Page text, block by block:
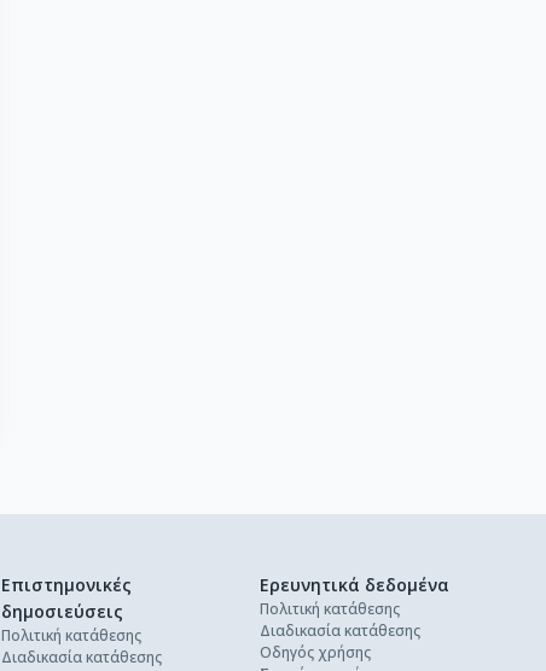
Επιστημονικές
δημοσιεύσεις
Πολιτική κατάθεσης
Διαδικασία κατάθεσης
Ερευνητικά δεδομένα
Πολιτική κατάθεσης
Διαδικασία κατάθεσης
Οδηγός χρήσης